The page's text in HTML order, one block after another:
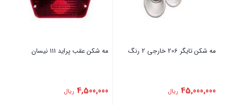
مه شکن تایگر 206 خارجی 2 رنگ
45,000,000 ریال
‏مه شکن عقب ‏پراید ‏111 نیسان
4,500,000 ریال